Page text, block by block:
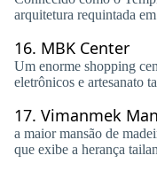
arquitetura requintada
16. MBK Center
Um enorme shopping
eletrônicos e artesanato
17. Vimanmek
a maior mansão de
que exibe a herança